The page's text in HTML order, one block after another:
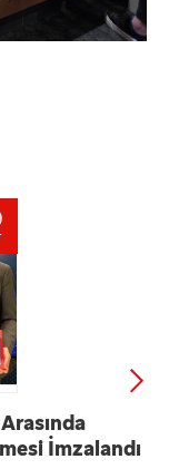
İmzalandı